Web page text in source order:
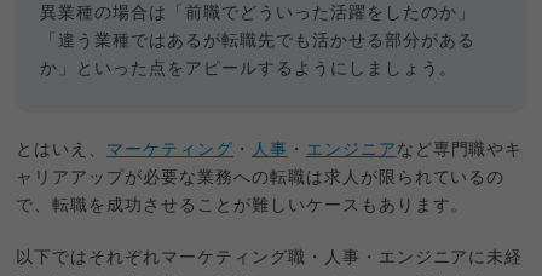
異業種の場合は「前職でどういった活躍をしたのか」
「違う業種ではあるが転職先でも活かせる部分がある
か」といった点をアピールするようにしましょう。
とはいえ、 マーケティング ・ 人事 ・ エンジニア など専門職やキ
ャリアアップが必要な業務への転職は求人が限られているの
で、転職を成功させることが難しいケースもあります。
以下ではそれぞれマーケティング職・人事・エンジニアに未経